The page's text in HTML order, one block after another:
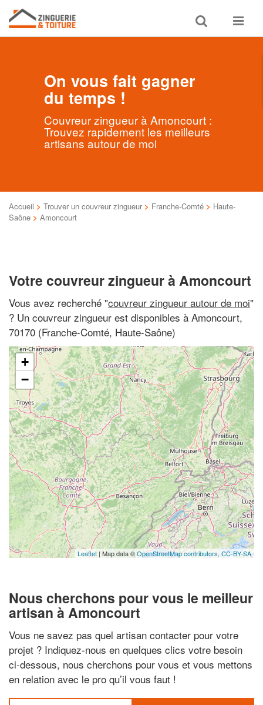
Toggle
search
Toggle
On vous fait gagner
du temps !
Couvreur zingueur à Amoncourt :
Trouvez rapidement les meilleurs
artisans autour de moi
Accueil > Trouver un couvreur zingueur > Franche-Comté > Haute-
Saône > Amoncourt
Votre couvreur zingueur à Amoncourt
Vous avez recherché "couvreur zingueur autour de moi"
? Un couvreur zingueur est disponibles à Amoncourt,
70170 (Franche-Comté, Haute-Saône)
+
−
Leaflet | Map data ©OpenStreetMap contributors,CC-BY-SA
Nous cherchons pour vous le meilleur
artisan à Amoncourt
Vous ne savez pas quel artisan contacter pour votre
projet ? Indiquez-nous en quelques clics votre besoin
ci-dessous, nous cherchons pour vous et vous mettons
en relation avec le pro qu’il vous faut !